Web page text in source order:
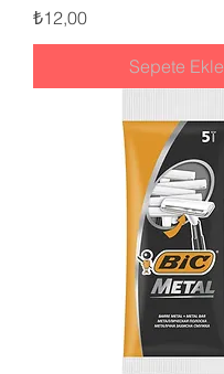
Fiyat
₺12,00
Sepete Ekle